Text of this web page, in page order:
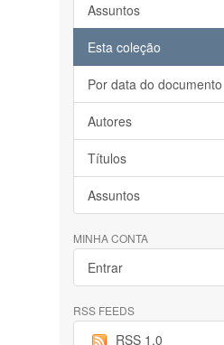
Assuntos
Esta coleção
Por data do documento
Autores
Títulos
Assuntos
MINHA CONTA
Entrar
RSS FEEDS
RSS 1.0